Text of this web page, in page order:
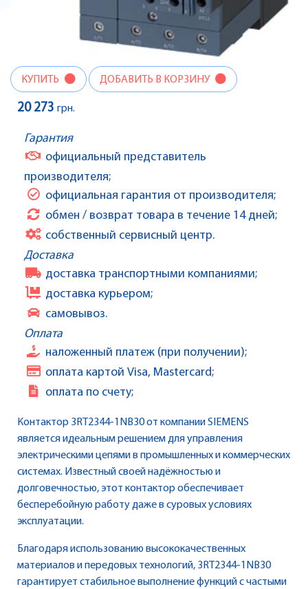
КУПИТЬ ДОБАВИТЬ В КОРЗИНУ
20 273 грн.
Гарантия
официальный представитель
производителя;
официальная гарантия от производителя;
обмен / возврат товара в течение 14 дней;
собственный сервисный центр.
Доставка
доставка транспортными компаниями;
доставка курьером;
самовывоз.
Оплата
наложенный платеж (при получении);
оплата картой Visa, Mastercard;
оплата по счету;
Контактор 3RT2344-1NB30 от компании SIEMENS
является идеальным решением для управления
электрическими цепями в промышленных и коммерческих
системах. Известный своей надёжностью и
долговечностью, этот контактор обеспечивает
бесперебойную работу даже в суровых условиях
эксплуатации.
Благодаря использованию высококачественных
материалов и передовых технологий, 3RT2344-1NB30
гарантирует стабильное выполнение функций с частыми